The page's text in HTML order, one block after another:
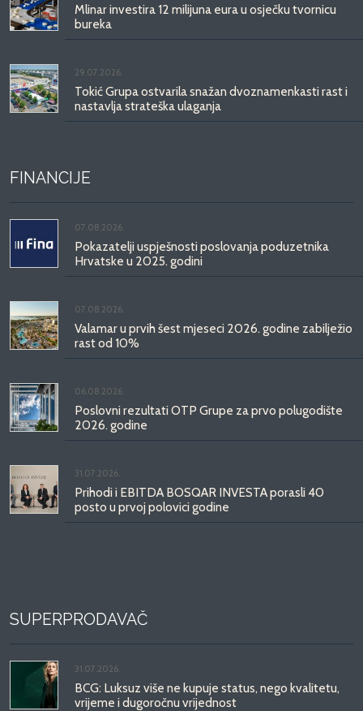
Mlinar investira 12 milijuna eura u osječku tvornicu
bureka
29.07.2026.
Tokić Grupa ostvarila snažan dvoznamenkasti rast i
nastavlja strateška ulaganja
FINANCIJE
07.08.2026.
Pokazatelji uspješnosti poslovanja poduzetnika
Hrvatske u 2025. godini
07.08.2026.
Valamar u prvih šest mjeseci 2026. godine zabilježio
rast od 10%
06.08.2026.
Poslovni rezultati OTP Grupe za prvo polugodište
2026. godine
31.07.2026.
Prihodi i EBITDA BOSQAR INVESTA porasli 40
posto u prvoj polovici godine
SUPERPRODAVAČ
31.07.2026.
BCG: Luksuz više ne kupuje status, nego kvalitetu,
vrijeme i dugoročnu vrijednost